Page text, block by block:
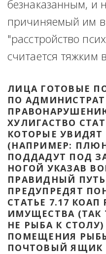
безнаказанным, и
причиняемый им
"расстройство
считается тяжким
ЛИЦА ГОТОВЫЕ
ПО
ХУЛИГАСТВО
КОТОРЫЕ
(НАПРИМЕР:
ПОДДАДУТ ПОД
НОГОЙ УКАЗАВ
ПРАВИДНЫЙ
ПРЕДУПРЕДЯТ
СТАТЬЕ 7.17
ИМУЩЕСТВА (ТАК
НЕ РЫБА К
ПОМЕЩЕНИЯ
ПОЧТОВЫЙ ЯЩИК